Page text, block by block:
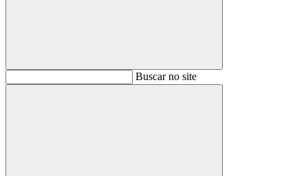
BuscarBuscar no site